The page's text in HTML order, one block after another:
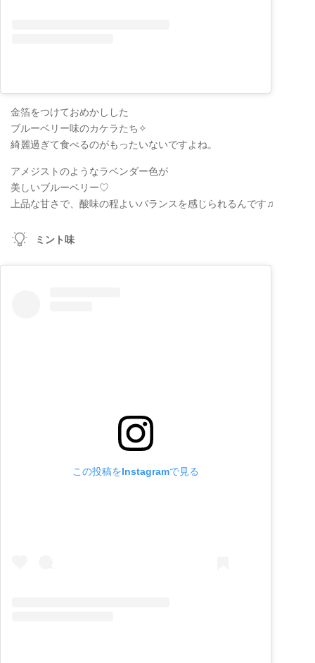
金箔をつけておめかしした
ブルーベリー味のカケラたち✧
綺麗過ぎて食べるのがもったいないですよね。
アメジストのようなラベンダー色が
美しいブルーベリー♡
上品な甘さで、酸味の程よいバランスを感じられるんです♫
ミント味
この投稿をInstagramで見る